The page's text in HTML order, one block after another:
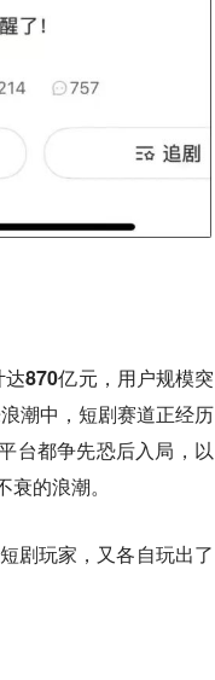
870亿元，用户规模突
潮中，短剧赛道正经历
台都争先恐后入局，以
的浪潮。
剧玩家，又各自玩出了